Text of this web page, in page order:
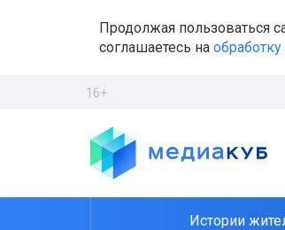
Продолжая пользоваться
соглашаетесь на
16+
Истории